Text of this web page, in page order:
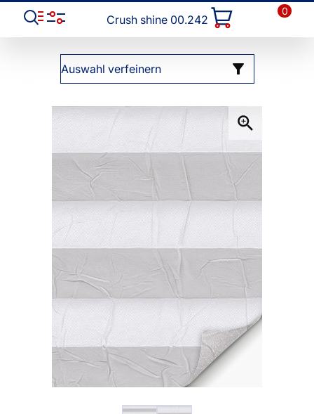
Crush shine 00.242
0
Auswahl verfeinern